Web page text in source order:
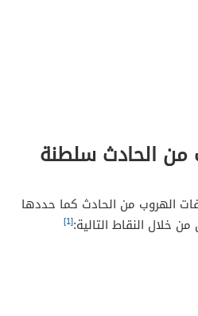
من الحادث سلطنة
الهروب من الحادث كما حددها
خلال النقاط التالية:[1]